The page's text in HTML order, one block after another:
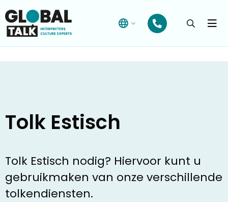
Open
Tolk Estisch
Tolk Estisch nodig? Hiervoor kunt u
gebruikmaken van onze verschillende
tolkendiensten.